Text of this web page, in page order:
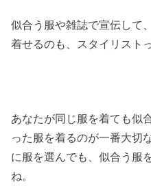
似合う服や雑誌で宣伝して
着せるのも、スタイリスト
あなたが同じ服を着ても似
った服を着るのが一番大切
に服を選んでも、似合う服
ね。